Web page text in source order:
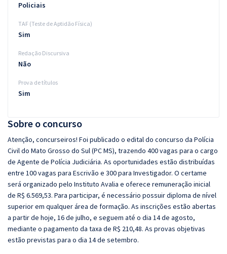
Sobre o concurso
Atenção, concurseiros! Foi publicado o edital do concurso da Polícia
Civil do Mato Grosso do Sul (PC MS), trazendo 400 vagas para o cargo
de Agente de Polícia Judiciária. As oportunidades estão distribuídas
entre 100 vagas para Escrivão e 300 para Investigador. O certame
será organizado pelo Instituto Avalia e oferece remuneração inicial
de R$ 6.569,53. Para participar, é necessário possuir diploma de nível
superior em qualquer área de formação. As inscrições estão abertas
a partir de hoje, 16 de julho, e seguem até o dia 14 de agosto,
mediante o pagamento da taxa de R$ 210,48. As provas objetivas
estão previstas para o dia 14 de setembro.
Policiais
TAF (Teste de Aptidão Física)
Sim
Redação Discursiva
Não
Prova de títulos
Sim